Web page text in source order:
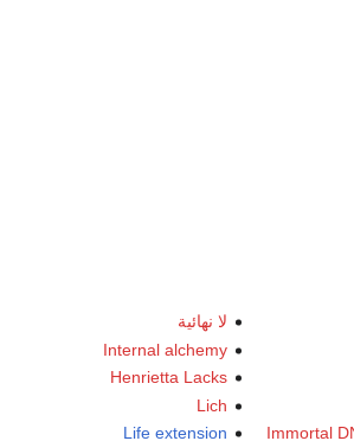
Immortal
لا نهائية
Internal alchemy
Henrietta Lacks
Lich
Life extension